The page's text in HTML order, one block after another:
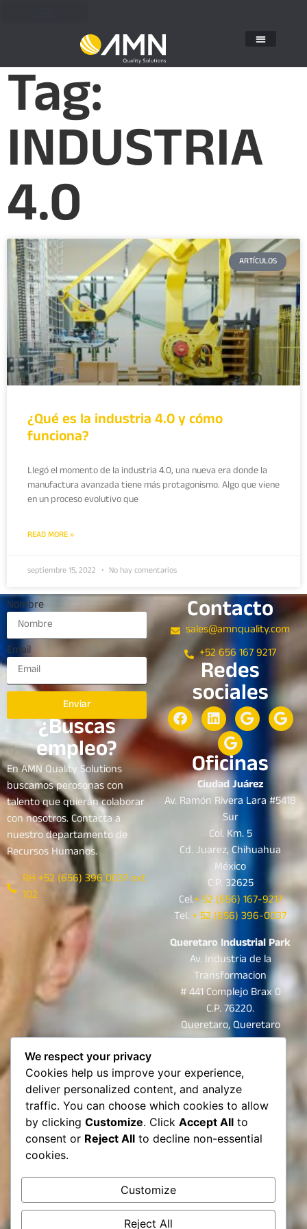
Tag:
INDUSTRIA
4.0
ARTÍCULOS
¿Qué es la industria 4.0 y cómo
funciona?
Llegó el momento de la industria 4.0, una nueva era donde la
manufactura avanzada tiene más protagonismo. Algo que viene
en un proceso evolutivo que
READ MORE »
septiembre 15, 2022 No hay comentarios
Nombre
Email
Enviar
¿Buscas
empleo?
En AMN Quality Solutions
buscamos perosonas con
talento que quierán colaborar
con nosotros. Contacta a
nuestro departamento de
Recursos Humanos.
RH +52 (656) 396 0037 ext
102
Contacto
sales@amnquality.com
+52 656 167 9217
Redes
sociales
Oficinas
Ciudad Juárez
Av. Ramón Rivera Lara #5418
Sur
Col. Km. 5
Cd. Juarez, Chihuahua
México
C.P. 32625
Cel.+ 52 (656) 167-9217
Tel. + 52 (656) 396-0037
Queretaro Industrial Park
Av. Industria de la
Transformacion
# 441 Complejo Brax 0
C.P. 76220.
Queretaro, Queretaro
Mexico
Tel.+52 (442) 161- 5806
El Paso
8805 Castner dr.
El Paso, Texas
+1 (915) 892-7097
We respect your privacy
Cookies help us improve your experience,
deliver personalized content, and analyze
traffic. You can choose which cookies to allow
by clicking Customize. Click Accept All to
consent or Reject All to decline non-essential
cookies.
Customize
Reject All